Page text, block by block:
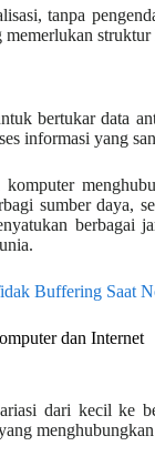
tanpa
struktur
bertukar data
informasi yang
komputer
sumber daya,
berbagai
Buffering Saat
dan Internet
dari kecil ke